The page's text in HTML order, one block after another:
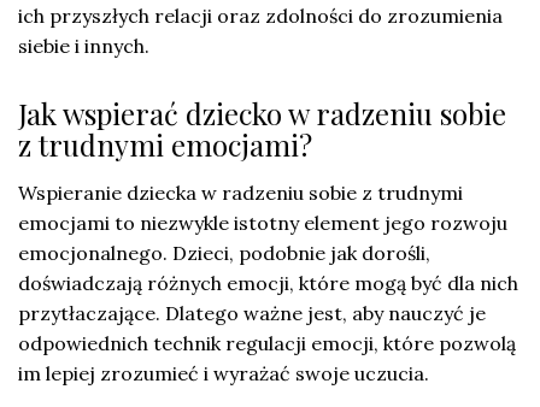
ich przyszłych relacji oraz zdolności do zrozumienia
siebie i innych.
Jak wspierać dziecko w radzeniu sobie
z trudnymi emocjami?
Wspieranie dziecka w radzeniu sobie z trudnymi
emocjami to niezwykle istotny element jego rozwoju
emocjonalnego. Dzieci, podobnie jak dorośli,
doświadczają różnych emocji, które mogą być dla nich
przytłaczające. Dlatego ważne jest, aby nauczyć je
odpowiednich technik regulacji emocji, które pozwolą
im lepiej zrozumieć i wyrażać swoje uczucia.